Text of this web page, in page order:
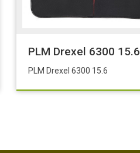
Sistemi (6W RMS)
PLM Drexel 6300 15.6
PLM Drexel 6300 15.6